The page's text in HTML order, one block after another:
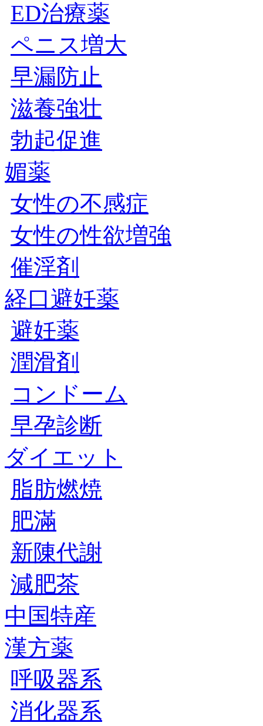
ED治療薬
ペニス増大
早漏防止
滋養強壮
勃起促進
媚薬
女性の不感症
女性の性欲増強
催淫剤
経口避妊薬
避妊薬
潤滑剤
コンドーム
早孕診断
ダイエット
脂肪燃焼
肥滿
新陳代謝
減肥茶
中国特産
漢方薬
呼吸器系
消化器系